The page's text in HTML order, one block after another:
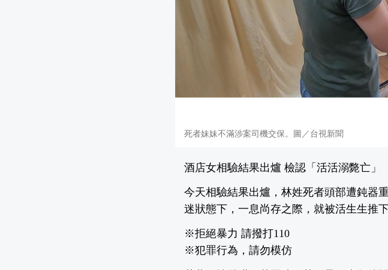
死者妹妹不滿涉案司機交保。圖／台視新聞
酒店女相驗結果出爐 檢認「活活溺斃亡」
今天相驗結果出爐，林姓死者頭部遭鈍器
迷狀態下，一息尚存之際，就被活生生推
※拒絕暴力 請撥打110
※犯罪行為，請勿模仿